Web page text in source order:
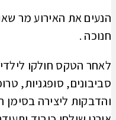
הנעים את האירוע מר
חנוכה .
לאחר הטקס חולקו
סביבונים, סופגניות,
והדבקות ליצירה בסימן